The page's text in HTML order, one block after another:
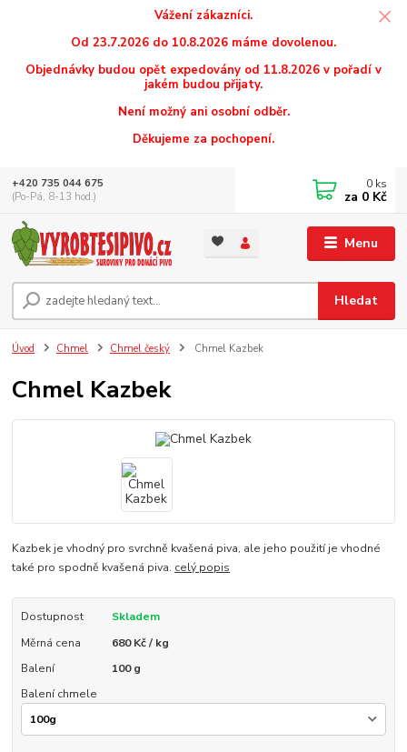
Vážení zákazníci.
Od 23.7.2026 do 10.8.2026 máme dovolenou.
Objednávky budou opět expedovány od 11.8.2026 v pořadí v
jakém budou přijaty.
Není možný ani osobní odběr.
Děkujeme za pochopení.
Menu
Hledat
+420 735 044 675
(Po-Pá, 8-13 hod.)
0 ks
za 0 Kč
Úvod Chmel Chmel český Chmel Kazbek
Chmel Kazbek
Kazbek je vhodný pro svrchně kvašená piva, ale jeho použití je vhodné
také pro spodně kvašená piva. celý popis
Dostupnost
Skladem
Měrná cena
680 Kč / kg
Balení
100 g
Balení chmele